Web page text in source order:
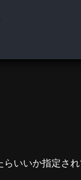
いいか指定され